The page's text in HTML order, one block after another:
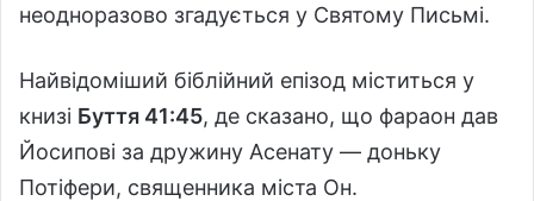
неодноразово згадується у Святому Письмі.
Найвідоміший біблійний епізод міститься у
книзі Буття 41:45, де сказано, що фараон дав
Йосипові за дружину Асенату — доньку
Потіфери, священника міста Он.